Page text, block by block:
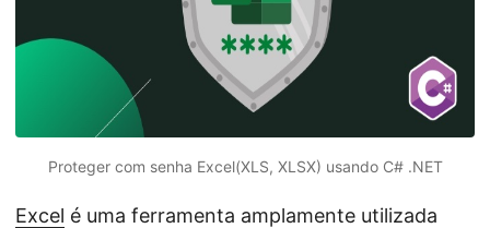
Proteger com senha Excel(XLS, XLSX) usando C# .NET
Excel é uma ferramenta amplamente utilizada